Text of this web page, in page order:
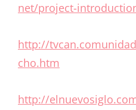
net/project-
http://
cho.htm
http://